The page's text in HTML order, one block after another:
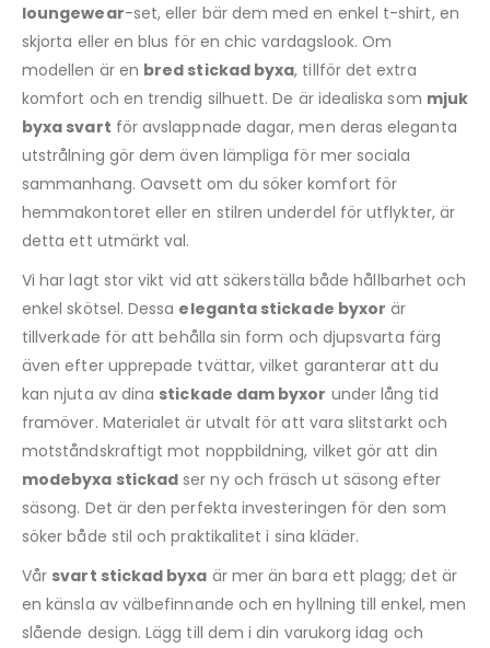
loungewear-set, eller bär dem med en enkel t-shirt, en
skjorta eller en blus för en chic vardagslook. Om
modellen är en bred stickad byxa, tillför det extra
komfort och en trendig silhuett. De är idealiska som mjuk
byxa svart för avslappnade dagar, men deras eleganta
utstrålning gör dem även lämpliga för mer sociala
sammanhang. Oavsett om du söker komfort för
hemmakontoret eller en stilren underdel för utflykter, är
detta ett utmärkt val.
Vi har lagt stor vikt vid att säkerställa både hållbarhet och
enkel skötsel. Dessa eleganta stickade byxor är
tillverkade för att behålla sin form och djupsvarta färg
även efter upprepade tvättar, vilket garanterar att du
kan njuta av dina stickade dam byxor under lång tid
framöver. Materialet är utvalt för att vara slitstarkt och
motståndskraftigt mot noppbildning, vilket gör att din
modebyxa stickad ser ny och fräsch ut säsong efter
säsong. Det är den perfekta investeringen för den som
söker både stil och praktikalitet i sina kläder.
Vår svart stickad byxa är mer än bara ett plagg; det är
en känsla av välbefinnande och en hyllning till enkel, men
slående design. Lägg till dem i din varukorg idag och